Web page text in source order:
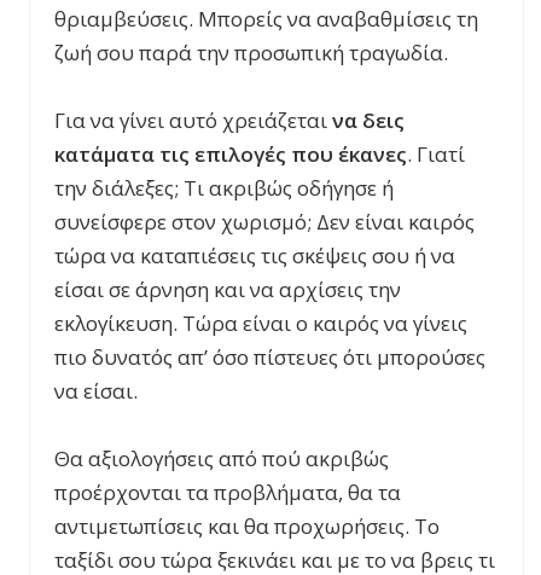
θριαμβεύσεις. Μπορείς να αναβαθμίσεις τη
ζωή σου παρά την προσωπική τραγωδία.
Για να γίνει αυτό χρειάζεταινα δεις
κατάματα τις επιλογές που έκανες. Γιατί
την διάλεξες; Τι ακριβώς οδήγησε ή
συνείσφερε στον χωρισμό; Δεν είναι καιρός
τώρα να καταπιέσεις τις σκέψεις σου ή να
είσαι σε άρνηση και να αρχίσεις την
εκλογίκευση. Τώρα είναι ο καιρός να γίνεις
πιο δυνατός απ’ όσο πίστευες ότι μπορούσες
να είσαι.
Θα αξιολογήσεις από πού ακριβώς
προέρχονται τα προβλήματα, θα τα
αντιμετωπίσεις και θα προχωρήσεις. Το
ταξίδι σου τώρα ξεκινάει και με το να βρεις τι